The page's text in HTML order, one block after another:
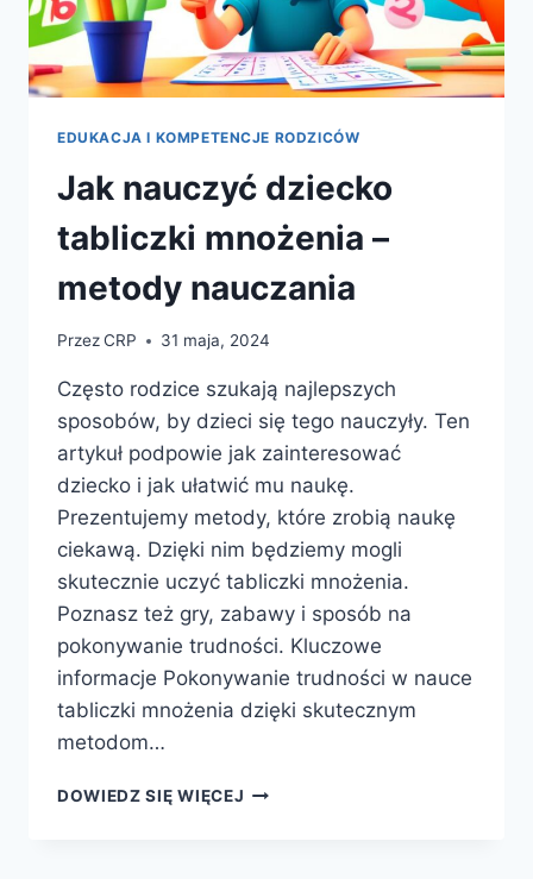
EDUKACJA I KOMPETENCJE RODZICÓW
Jak nauczyć dziecko
tabliczki mnożenia –
metody nauczania
PrzezCRP 31 maja, 2024
Często rodzice szukają najlepszych
sposobów, by dzieci się tego nauczyły. Ten
artykuł podpowie jak zainteresować
dziecko i jak ułatwić mu naukę.
Prezentujemy metody, które zrobią naukę
ciekawą. Dzięki nim będziemy mogli
skutecznie uczyć tabliczki mnożenia.
Poznasz też gry, zabawy i sposób na
pokonywanie trudności. Kluczowe
informacje Pokonywanie trudności w nauce
tabliczki mnożenia dzięki skutecznym
metodom…
DOWIEDZ SIĘ WIĘCEJ JAK